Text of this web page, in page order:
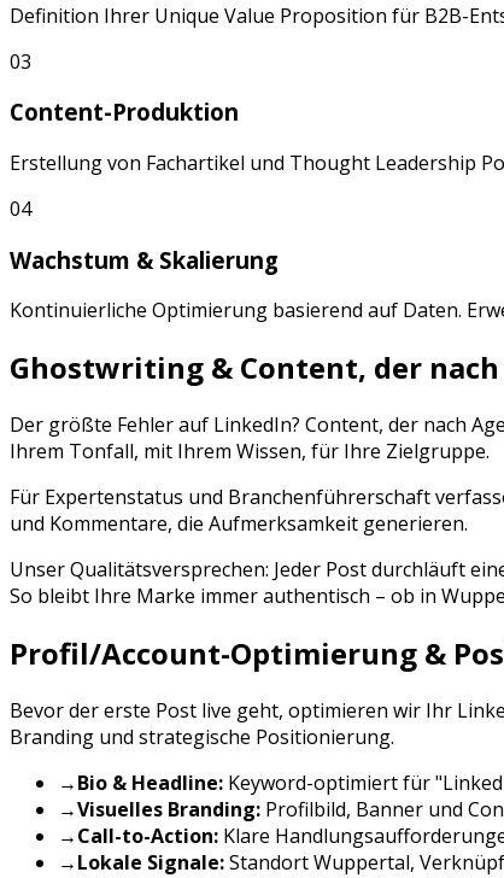
Definition Ihrer Unique Value Proposition für B2B-
03
Content-Produktion
Erstellung von Fachartikel und Thought Leadership
04
Wachstum & Skalierung
Kontinuierliche Optimierung basierend auf Daten.
Ghostwriting & Content, der
Der größte Fehler auf LinkedIn? Content, der nach
Ihrem Tonfall, mit Ihrem Wissen, für Ihre Zielgruppe.
Für Expertenstatus und Branchenführerschaft
und Kommentare, die Aufmerksamkeit generieren.
Unser Qualitätsversprechen: Jeder Post durchläuft
So bleibt Ihre Marke immer authentisch – ob in
Profil/Account-Optimierung &
Bevor der erste Post live geht, optimieren wir Ihr
Branding und strategische Positionierung.
→Bio & Headline: Keyword-optimiert für "
→Visuelles Branding: Profilbild, Banner und
→Call-to-Action: Klare
→Lokale Signale:StandortWuppertal,